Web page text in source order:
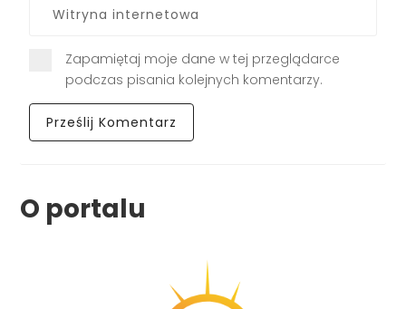
Zapamiętaj moje dane w tej przeglądarce
podczas pisania kolejnych komentarzy.
O portalu